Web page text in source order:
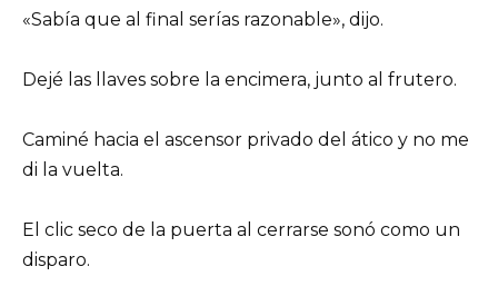
«Sabía que al final serías razonable», dijo.
Dejé las llaves sobre la encimera, junto al frutero.
Caminé hacia el ascensor privado del ático y no me
di la vuelta.
El clic seco de la puerta al cerrarse sonó como un
disparo.